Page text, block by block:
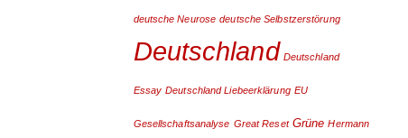
deutsche Neurose deutsche Selbstzerstörung
Deutschland Deutschland
Essay Deutschland Liebeerklärung EU
Gesellschaftsanalyse Great Reset Grüne Hermann